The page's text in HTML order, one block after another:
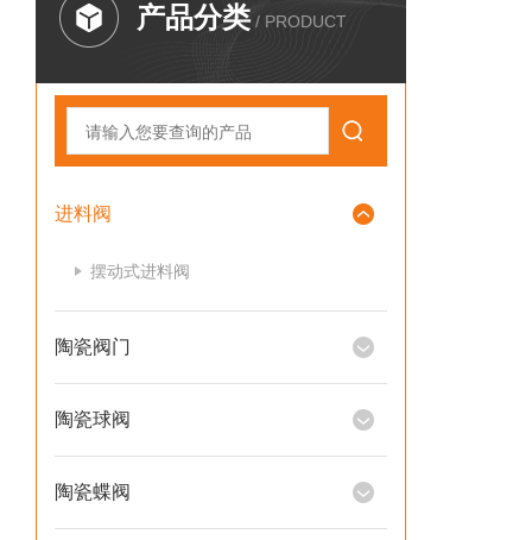
产品分类 / PRODUCT
进料阀
摆动式进料阀
陶瓷阀门
陶瓷球阀
陶瓷蝶阀